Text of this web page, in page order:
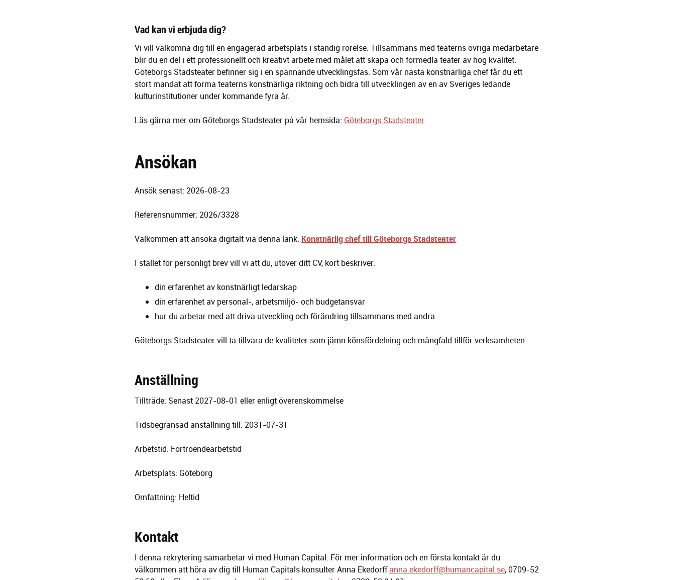
Vad kan vi erbjuda dig?
Vi vill välkomna dig till en engagerad arbetsplats i ständig rörelse. Tillsammans med teaterns övriga medarbetare
blir du en del i ett professionellt och kreativt arbete med målet att skapa och förmedla teater av hög kvalitet.
Göteborgs Stadsteater befinner sig i en spännande utvecklingsfas. Som vår nästa konstnärliga chef får du ett
stort mandat att forma teaterns konstnärliga riktning och bidra till utvecklingen av en av Sveriges ledande
kulturinstitutioner under kommande fyra år.
Läs gärna mer om Göteborgs Stadsteater på vår hemsida: Göteborgs Stadsteater
Ansökan
Ansök senast: 2026-08-23
Referensnummer: 2026/3328
Välkommen att ansöka digitalt via denna länk: Konstnärlig chef till Göteborgs Stadsteater
I stället för personligt brev vill vi att du, utöver ditt CV, kort beskriver:
din erfarenhet av konstnärligt ledarskap
din erfarenhet av personal-, arbetsmiljö- och budgetansvar
hur du arbetar med att driva utveckling och förändring tillsammans med andra
Göteborgs Stadsteater vill ta tillvara de kvaliteter som jämn könsfördelning och mångfald tillför verksamheten.
Anställning
Tillträde: Senast 2027-08-01 eller enligt överenskommelse
Tidsbegränsad anställning till: 2031-07-31
Arbetstid: Förtroendearbetstid
Arbetsplats: Göteborg
Omfattning: Heltid
Kontakt
I denna rekrytering samarbetar vi med Human Capital. För mer information och en första kontakt är du
välkommen att höra av dig till Human Capitals konsulter Anna Ekedorffanna.ekedorff@humancapital.se, 0709-52